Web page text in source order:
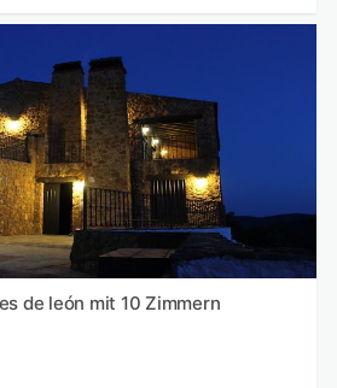
de león mit 10 Zimmern